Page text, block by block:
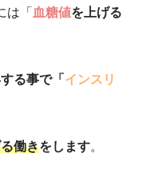
は「 血糖値を上げる
る事で「 インスリ
働きをします。